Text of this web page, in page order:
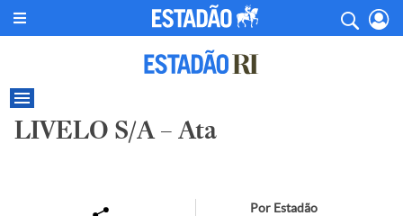
LIVELO S/A – Ata
Por Estadão